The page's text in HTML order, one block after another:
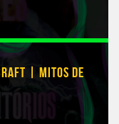
| MITOS DE